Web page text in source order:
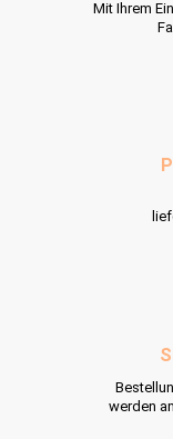
Mit Ihrem
werden